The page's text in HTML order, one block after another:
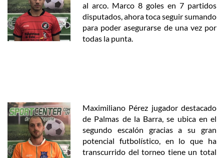
al arco. Marco 8 goles en 7 partidos
disputados, ahora toca seguir sumando
para poder asegurarse de una vez por
todas la punta.
Maximiliano Pérez jugador destacado
de Palmas de la Barra, se ubica en el
segundo escalón gracias a su gran
potencial futbolístico, en lo que ha
transcurrido del torneo tiene un total